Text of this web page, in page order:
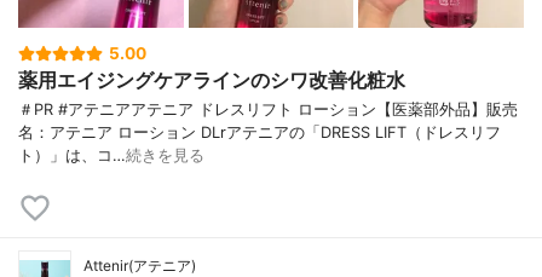
5.00
薬用エイジングケアラインのシワ改善化粧水
＃PR #アテニアアテニア ドレスリフト ローション【医薬部外品】販売
名：アテニア ローション DLrアテニアの「DRESS LIFT（ドレスリフ
ト）」は、コ…続きを見る
Attenir(アテニア)